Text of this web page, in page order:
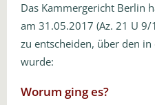
Das Kammergericht Berlin
am 31.05.2017 (Az. 21 U
zu entscheiden, über den
wurde:
Worum ging es?